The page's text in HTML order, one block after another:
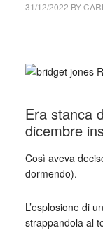
31/12/2022 BY
Era stanca
dicembre
Così aveva
dormendo).
L’esplosione di
strappandola al